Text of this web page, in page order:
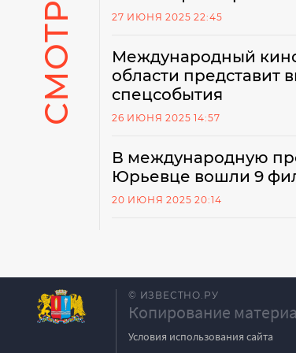
27 ИЮНЯ 2025 22:45
Международный
области представит
спецсобытия
26 ИЮНЯ 2025 14:57
В международную
Юрьевце вошли 9
20 ИЮНЯ 2025 20:14
© ИЗВЕСТНО.РУ
Копирование
Условия использования сайта